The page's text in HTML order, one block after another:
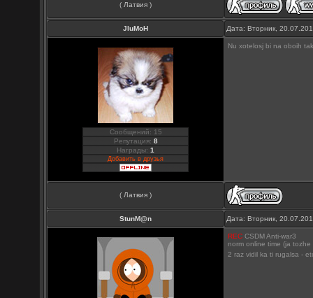
( Латвия )
JluMoH Дата: Вторник,
Сообщений: 15
Репутация: 8
Награды:1
Добавить в друзья
Nu xotelosj bi na oboih
( Латвия )
StunM@n Дата: Вторник,
REC CSDM Anti-war3
norm online time (ja tozhe
2 raz vidil ka ti rugalsa -